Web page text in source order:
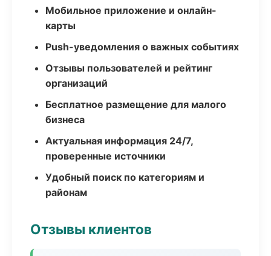
Мобильное приложение и онлайн-
карты
Push-уведомления о важных событиях
Отзывы пользователей и рейтинг
организаций
Бесплатное размещение для малого
бизнеса
Актуальная информация 24/7,
проверенные источники
Удобный поиск по категориям и
районам
Отзывы клиентов